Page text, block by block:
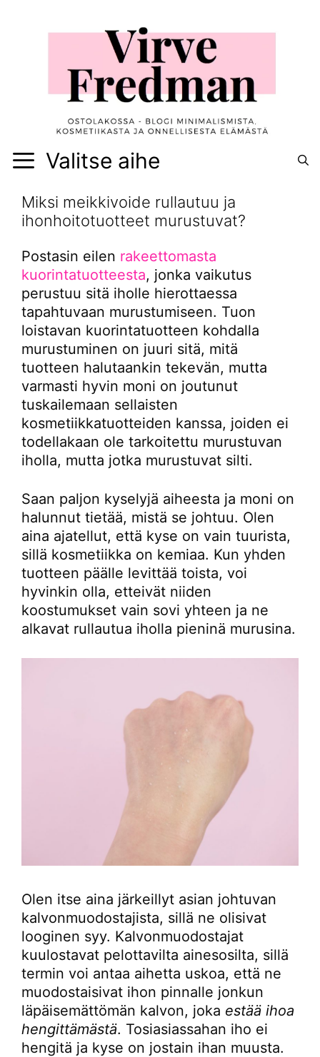
Valitse aihe
Miksi meikkivoide rullautuu ja
ihonhoitotuotteet murustuvat?
Postasin eilen rakeettomasta
kuorintatuotteesta, jonka vaikutus
perustuu sitä iholle hierottaessa
tapahtuvaan murustumiseen. Tuon
loistavan kuorintatuotteen kohdalla
murustuminen on juuri sitä, mitä
tuotteen halutaankin tekevän, mutta
varmasti hyvin moni on joutunut
tuskailemaan sellaisten
kosmetiikkatuotteiden kanssa, joiden ei
todellakaan ole tarkoitettu murustuvan
iholla, mutta jotka murustuvat silti.
Saan paljon kyselyjä aiheesta ja moni on
halunnut tietää, mistä se johtuu. Olen
aina ajatellut, että kyse on vain tuurista,
sillä kosmetiikka on kemiaa. Kun yhden
tuotteen päälle levittää toista, voi
hyvinkin olla, etteivät niiden
koostumukset vain sovi yhteen ja ne
alkavat rullautua iholla pieninä murusina.
Olen itse aina järkeillyt asian johtuvan
kalvonmuodostajista, sillä ne olisivat
looginen syy. Kalvonmuodostajat
kuulostavat pelottavilta ainesosilta, sillä
termin voi antaa aihetta uskoa, että ne
muodostaisivat ihon pinnalle jonkun
läpäisemättömän kalvon, joka estää ihoa
hengittämästä. Tosiasiassahan iho ei
hengitä ja kyse on jostain ihan muusta.